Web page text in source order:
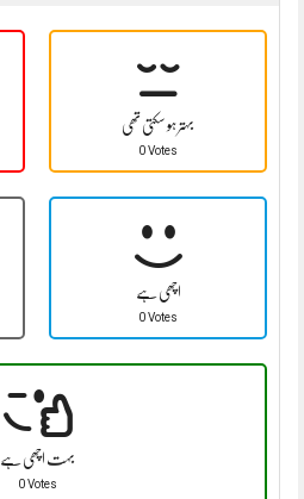
بہتر ہو سکتی تھی
0 Votes
اچھی ہے
0 Votes
بہت اچھی ہے
0 Votes